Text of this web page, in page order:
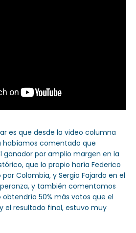
es que desde la video columna
habíamos comentado que
ganador por amplio margen en la
que lo propio haría Federico
Colombia, y Sergio Fajardo en el
y también comentamos
obtendría 50% más votos que el
el resultado final, estuvo muy